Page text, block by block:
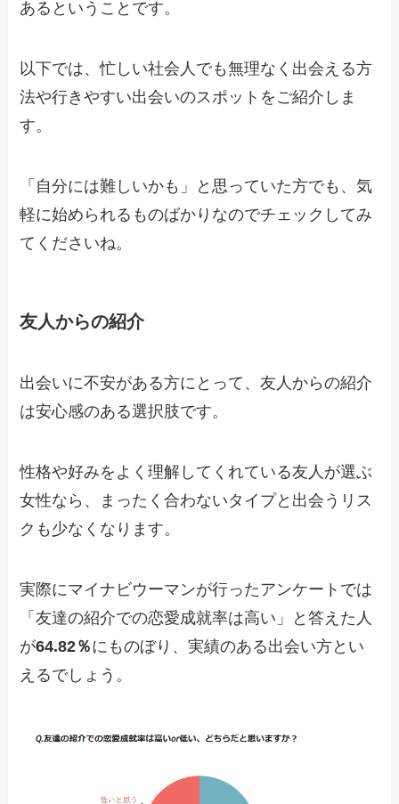
あるということです。
以下では、忙しい社会人でも無理なく出会える方
法や行きやすい出会いのスポットをご紹介しま
す。
「自分には難しいかも」と思っていた方でも、気
軽に始められるものばかりなのでチェックしてみ
てくださいね。
友人からの紹介
出会いに不安がある方にとって、友人からの紹介
は安心感のある選択肢です。
性格や好みをよく理解してくれている友人が選ぶ
女性なら、まったく合わないタイプと出会うリス
クも少なくなります。
実際にマイナビウーマンが行ったアンケートでは
「友達の紹介での恋愛成就率は高い」と答えた人
が64.82％にものぼり、実績のある出会い方とい
えるでしょう。